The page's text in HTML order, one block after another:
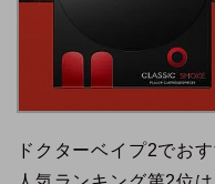
ドクターベイプ2でお